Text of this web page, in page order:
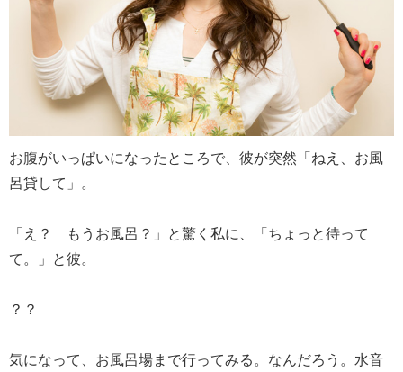
お腹がいっぱいになったところで、彼が突然「ねえ、お風
呂貸して」。
「え？ もうお風呂？」と驚く私に、「ちょっと待って
て。」と彼。
？？
気になって、お風呂場まで行ってみる。なんだろう。水音